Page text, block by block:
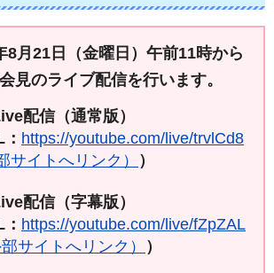
8月21日（金曜日）午前11時から
見のライブ配信を行います。
配信（通常版）
https://youtube.com/live/trvlCd8
サイトへリンク） ）
配信（字幕版）
https://youtube.com/live/fZpZAL
サイトへリンク） ）